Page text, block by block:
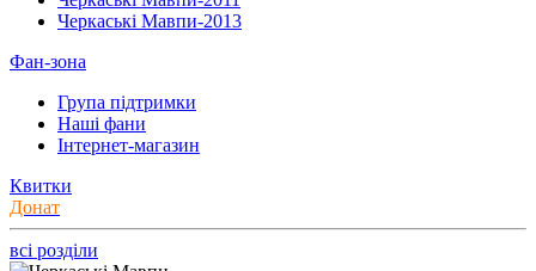
Черкаські Мавпи-2013
Фан-зона
Група підтримки
Наші фани
Інтернет-магазин
Квитки
Донат
всі розділи